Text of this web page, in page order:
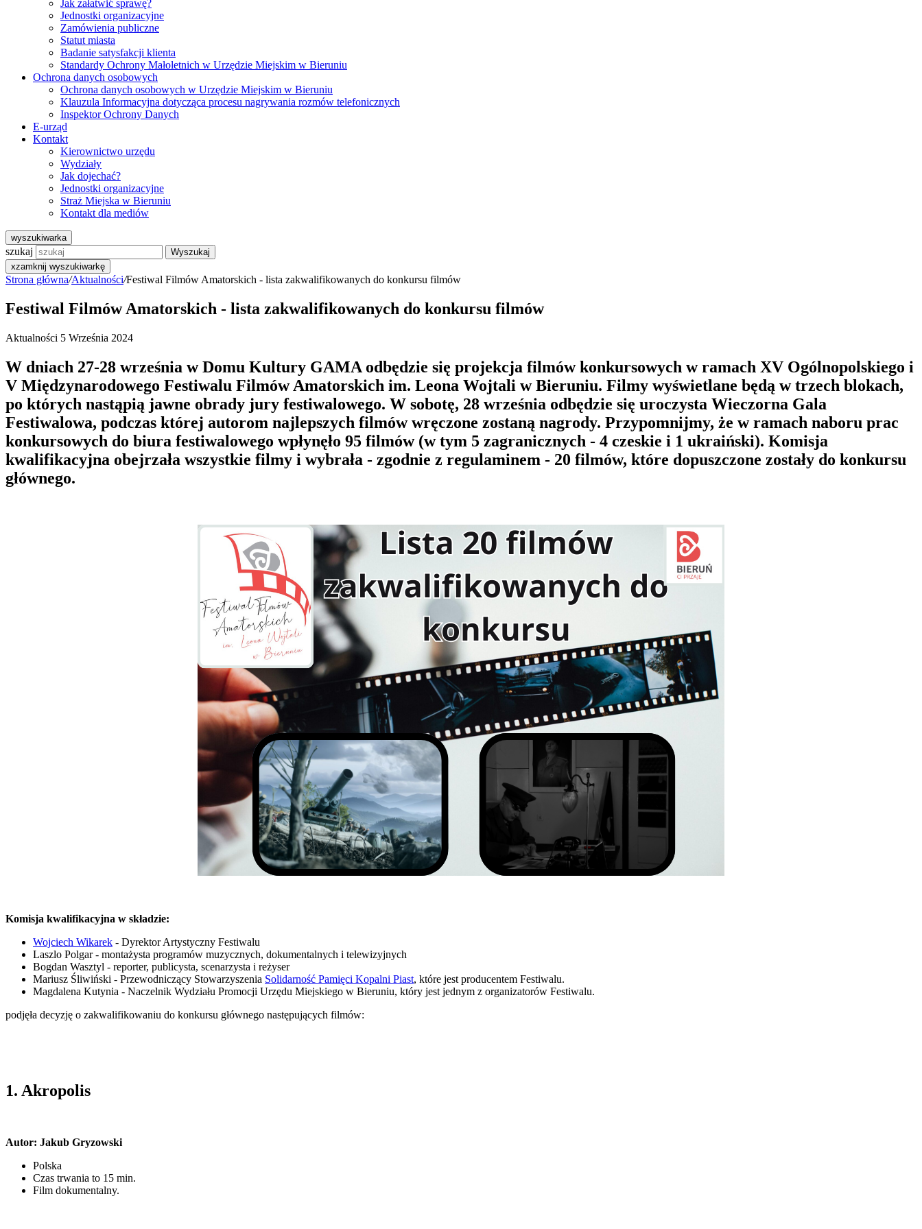
Jak załatwić sprawę?
Jednostki organizacyjne
Zamówienia publiczne
Statut miasta
Badanie satysfakcji klienta
Standardy Ochrony Małoletnich w Urzędzie Miejskim w Bieruniu
Ochrona danych osobowych
Ochrona danych osobowych w Urzędzie Miejskim w Bieruniu
Klauzula Informacyjna dotycząca procesu nagrywania rozmów telefonicznych
Inspektor Ochrony Danych
E-urząd
Kontakt
Kierownictwo urzędu
Wydziały
Jak dojechać?
Jednostki organizacyjne
Straż Miejska w Bieruniu
Kontakt dla mediów
wyszukiwarka
szukaj
Wyszukaj
xzamknij wyszukiwarkę
Strona główna/Aktualności/Festiwal Filmów Amatorskich - lista zakwalifikowanych do konkursu filmów
Festiwal Filmów Amatorskich - lista zakwalifikowanych do konkursu filmów
Aktualności 5 Września 2024
W dniach 27-28 września w Domu Kultury GAMA odbędzie się projekcja filmów konkursowych w ramach XV Ogólnopolskiego i
V Międzynarodowego Festiwalu Filmów Amatorskich im. Leona Wojtali w Bieruniu. Filmy wyświetlane będą w trzech blokach,
po których nastąpią jawne obrady jury festiwalowego. W sobotę, 28 września odbędzie się uroczysta Wieczorna Gala
Festiwalowa, podczas której autorom najlepszych filmów wręczone zostaną nagrody. Przypomnijmy, że w ramach naboru prac
konkursowych do biura festiwalowego wpłynęło 95 filmów (w tym 5 zagranicznych - 4 czeskie i 1 ukraiński). Komisja
kwalifikacyjna obejrzała wszystkie filmy i wybrała - zgodnie z regulaminem - 20 filmów, które dopuszczone zostały do konkursu
głównego.
Komisja kwalifikacyjna w składzie:
Wojciech Wikarek - Dyrektor Artystyczny Festiwalu
Laszlo Polgar - montażysta programów muzycznych, dokumentalnych i telewizyjnych
Bogdan Wasztyl - reporter, publicysta, scenarzysta i reżyser
Mariusz Śliwiński - Przewodniczący Stowarzyszenia Solidarność Pamięci Kopalni Piast, które jest producentem Festiwalu.
Magdalena Kutynia - Naczelnik Wydziału Promocji Urzędu Miejskiego w Bieruniu, który jest jednym z organizatorów Festiwalu.
podjęła decyzję o zakwalifikowaniu do konkursu głównego następujących filmów:
1. Akropolis
Autor: Jakub Gryzowski
Polska
Czas trwania to 15 min.
Film dokumentalny.